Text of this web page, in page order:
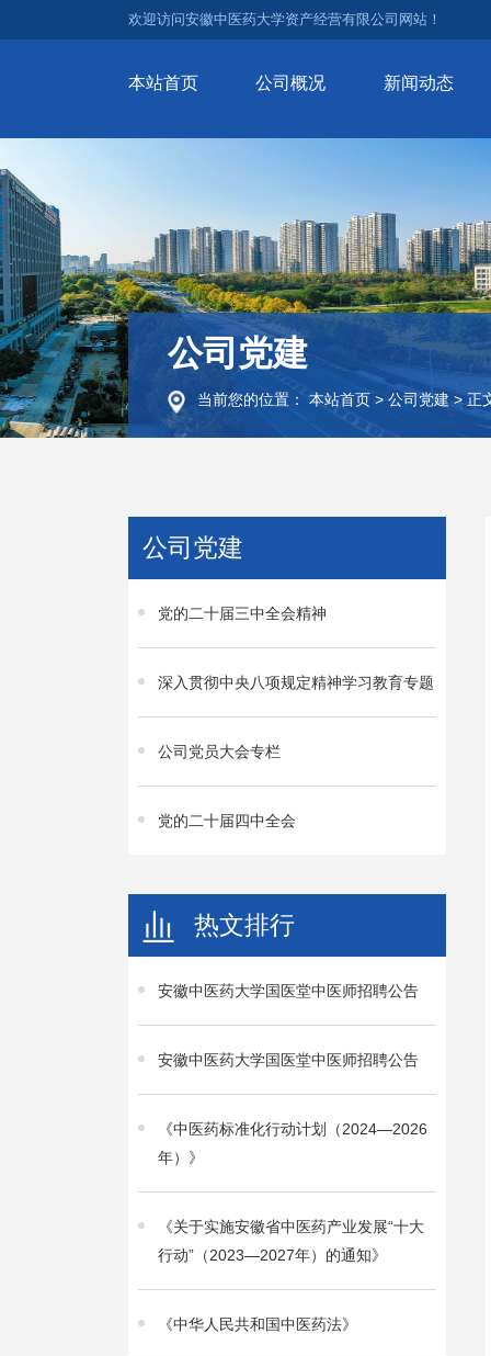
欢迎访问安徽中医药大学资产经营有限公司网站！
本站首页 公司概况 新闻动态
公司党建
当前您的位置： 本站首页> 公司党建 >正
公司党建
党的二十届三中全会精神
深入贯彻中央八项规定精神学习教育专题
公司党员大会专栏
党的二十届四中全会
热文排行
安徽中医药大学国医堂中医师招聘公告
安徽中医药大学国医堂中医师招聘公告
《中医药标准化行动计划（2024—2026
年）》
《关于实施安徽省中医药产业发展“十大
行动”（2023—2027年）的通知》
《中华人民共和国中医药法》